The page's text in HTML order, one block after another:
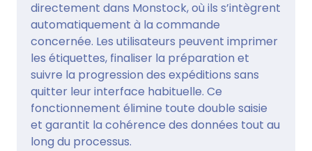
directement dans Monstock, où ils s’intègrent
automatiquement à la commande
concernée. Les utilisateurs peuvent imprimer
les étiquettes, finaliser la préparation et
suivre la progression des expéditions sans
quitter leur interface habituelle. Ce
fonctionnement élimine toute double saisie
et garantit la cohérence des données tout au
long du processus.